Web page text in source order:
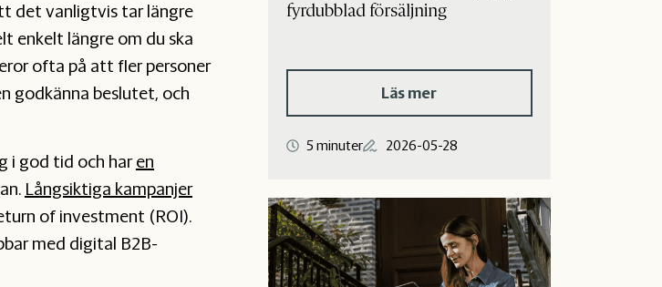
det vanligtvis tar längre
enkelt längre om du ska
ofta på att fler personer
godkänna beslutet, och
i god tid och haren
Långsiktiga kampanjer
of investment (ROI).
med digital B2B-
fyrdubblad försäljning
Läs mer
5 minuter 2026-05-28